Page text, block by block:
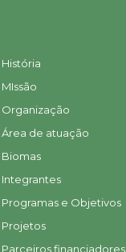
História
MIssão
Organização
Área de atuação
Biomas
Integrantes
Programas e Objetivos
Projetos
Parceiros financiadores